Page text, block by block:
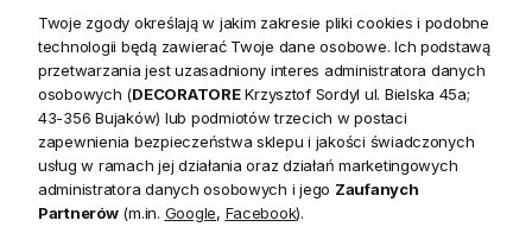
na stół, komodę lub pod choinkę.
Stylizowany wygląd i świąteczne kolory
Forma prezentu ozdobionego
zieloną kokardą z połyskiem
i złotym wykończeniemnawiązuje do radosnych chwil
wręczania podarunków. Powierzchnia zdobionaczerwono-
białymi pasamiinspirowana jest motywem cukrowej laski,
co nadaje dekoracji lekkości i charakteru. Całość wykonana
Twoje zgody określają w jakim zakresie pliki cookies i podobne
technologii będą zawierać Twoje dane osobowe. Ich podstawą
przetwarzania jest uzasadniony interes administratora danych
osobowych (DECORATOREKrzysztof Sordyl ul. Bielska 45a;
43-356 Bujaków) lub podmiotów trzecich w postaci
zapewnienia bezpieczeństwa sklepu i jakości świadczonych
usług w ramach jej działania oraz działań marketingowych
administratora danych osobowych i jego Zaufanych
Partnerów(m.in. Google, Facebook).